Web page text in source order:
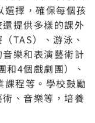
擇，確保每個孩
提供多樣的課外
TAS）、游泳、
樂和表演藝術計
4個戲劇團）、
程等。學校鼓勵
、音樂等，培養